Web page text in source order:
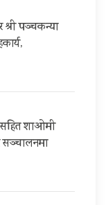
पञ्चकन्या
शाओमी
सञ्चालनमा